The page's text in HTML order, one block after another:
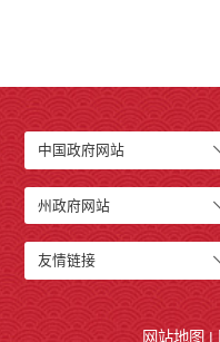
中国政府网站
州政府网站
友情链接
网站地图 |